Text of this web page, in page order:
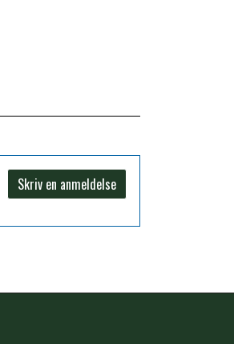
Skriv en anmeldelse